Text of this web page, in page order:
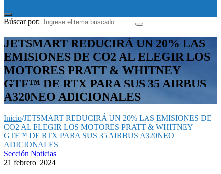
Búscar por:
JETSMART REDUCIRÁ UN 20% LAS
EMISIONES DE CO2 AL ELEGIR LOS
MOTORES PRATT & WHITNEY
GTF™ DE RTX PARA SUS 35 AIRBUS
A320NEO ADICIONALES
Inicio/JETSMART REDUCIRÁ UN 20% LAS EMISIONES DE
CO2 AL ELEGIR LOS MOTORES PRATT & WHITNEY
GTF™ DE RTX PARA SUS 35 AIRBUS A320NEO
ADICIONALES
Sección Noticias |
21 febrero, 2024